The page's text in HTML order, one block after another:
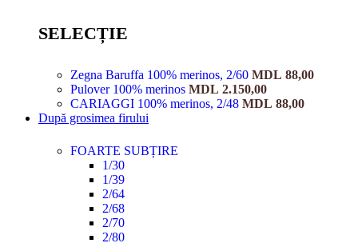
SELECȚIE
Zegna Baruffa 100% merinos, 2/60 MDL 88,00
Pulover 100% merinos MDL 2.150,00
CARIAGGI 100% merinos, 2/48 MDL 88,00
După grosimea firului
FOARTE SUBȚIRE
1/30
1/39
2/64
2/68
2/70
2/80